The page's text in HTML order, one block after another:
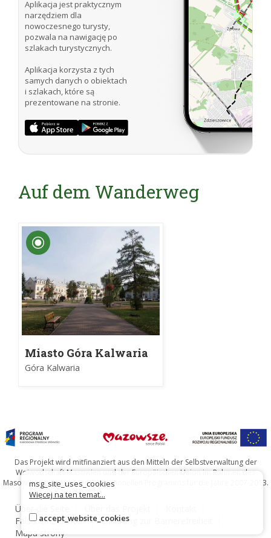
Aplikacja jest praktycznym
narzędziem dla
nowoczesnego turysty,
pozwala na nawigację po
szlakach turystycznych.
Aplikacja korzysta z tych
samych danych o obiektach
i szlakach, które są
prezentowane na stronie.
Auf dem Wanderweg
Miasto Góra Kalwaria
Góra Kalwaria
Das Projekt wird mitfinanziert aus den Mitteln der Selbstverwaltung der
Woiwodschaft Masowien und der Europäischen Union im Rahmen des
Masowischen Regionalen Operationellen Programms für die Jahre 2007-2013.
Über die Seite
Falsches Zeichen?
Erklärung zur Barrierefreiheit
Mapa strony
msg_site_uses_cookies
Więcej na ten temat...
accept_website_cookies